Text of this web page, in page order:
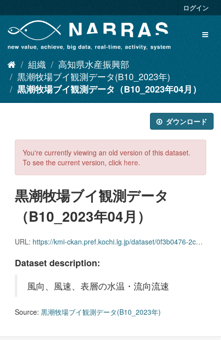
キ
ログイン
組織
高知県水産振興部
黒潮牧場ブイ観測データ(B10_2023年)
黒潮牧場ブイ観測データ（B10_2023年04月）
ダウンロード
You're currently viewing an old version of this dataset.
To see the current version, click here.
黒潮牧場ブイ観測データ
（B10_2023年04月）
URL: https://kmi-ckan.pref.kochi.lg.jp/dataset/0f3b0476-2cd9-47c7-b447-c8e1db6ad016/resource/db7edadf-bb82-45d2-92ed-4e357ec5ffa0/download/kuroshiobokujoubuikansokudatab10_2023nen04.csv
Dataset description:
風向、風速、表層の水温・流向流速
Source: 黒潮牧場ブイ観測データ(B10_2023年)